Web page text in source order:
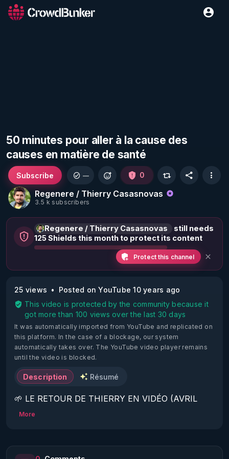
50 minutes pour aller à la cause des
causes en matière de santé
Regenere / Thierry Casasnovas
3.5 k subscribers
Subscribe — 0
Regenere / Thierry Casasnovas
still needs
125 Shields this month to protect its content
Protect this channel
25 views
Posted on YouTube 10 years ago
This video is protected by the community because it
got more than 100 views over the last 30 days
It was automatically imported from YouTube and replicated on
this platform. In the case of a blockage, our system
automatically takes over. The YouTube video player remains
until the video is blocked.
Description Résumé
🌱 LE RETOUR DE THIERRY EN VIDÉO (AVRIL
2022)!
https://www.rgnr.fr/presentation.html
More